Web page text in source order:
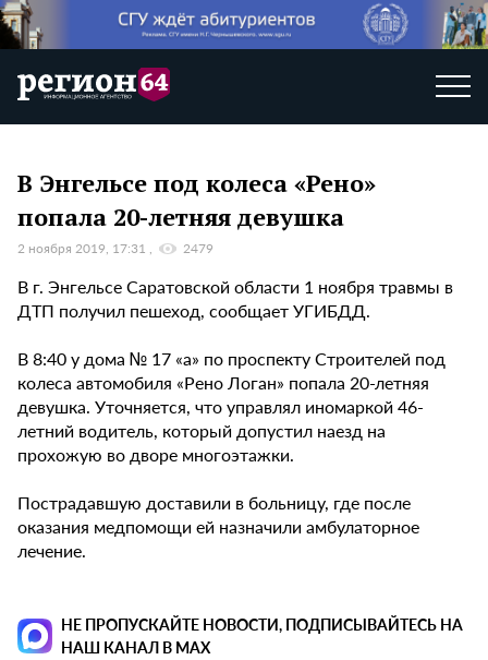
В Энгельсе под колеса «Рено»
попала 20-летняя девушка
2 ноября 2019, 17:31 2479
В г. Энгельсе Саратовской области 1 ноября травмы в
ДТП получил пешеход, сообщает УГИБДД.
В 8:40 у дома № 17 «а» по проспекту Строителей под
колеса автомобиля «Рено Логан» попала 20-летняя
девушка. Уточняется, что управлял иномаркой 46-
летний водитель, который допустил наезд на
прохожую во дворе многоэтажки.
Пострадавшую доставили в больницу, где после
оказания медпомощи ей назначили амбулаторное
лечение.
НЕ ПРОПУСКАЙТЕ НОВОСТИ, ПОДПИСЫВАЙТЕСЬ НА
НАШ КАНАЛ В MAX